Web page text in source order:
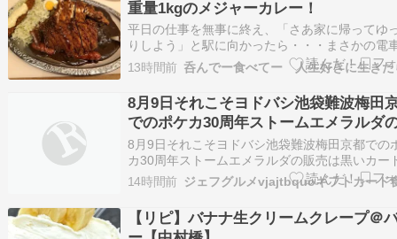
重量1kgのメジャーカレー！
平日の仕事を無事に終え、「さあ家に帰ってゆ
りしよう」と駅に向かったら・・・まさかの電
止まってる！？ 疲労困憊の体にこの仕打ちは、
らなんでも神様、ちょっと意地悪すぎやしませ
ね？ ・・・ですが！ ここで落ち込むような「
ん」ではありません 逆に考えるんだ！ 普段の…
13時間前
8月9日それこそヨドバシ池袋難波梅田
でのポケカ30周年ストームエメラルダ
売は黒いカード限定かつ購入歴を見ら
確かマイナンバーカードの確認もあっ
ずなので結構ガチガチではある ビック
ようになったし
8月9日それこそヨドバシ池袋難波梅田京都での
カ30周年ストームエメラルダの販売は黒いカー
定かつ購入歴を見られて確かマイナンバーカー
確認もあったはずなので結構ガチガチではある
クカメラも最近は抽選でマイナカードを活用す
うになったしにほんブログ村 人気ブログラン…
14時間前
【リピ】バナナ生クリームクレープ＠